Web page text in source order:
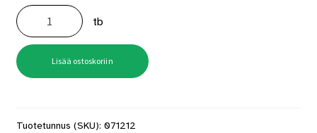
Asennusliima
Casco
SuperFix+
white
300
ml
määrä
tb
Lisää ostoskoriin
Tuotetunnus (SKU): 071212